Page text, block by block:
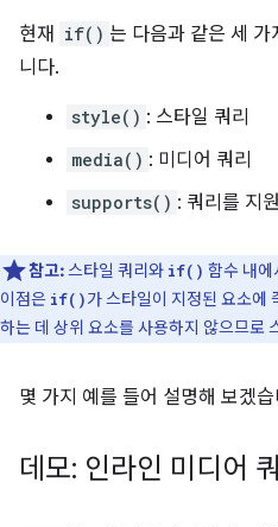
현재 if() 는 다음과 같은 세
니다.
style() : 스타일 쿼리
media() : 미디어 쿼리
supports() : 쿼리를 지
참고:스타일 쿼리와 if() 함수 내에
이점은 if()가 스타일이 지정된 요소에
하는 데 상위 요소를 사용하지 않으므로
몇 가지 예를 들어 설명해 보겠
데모: 인라인 미디어